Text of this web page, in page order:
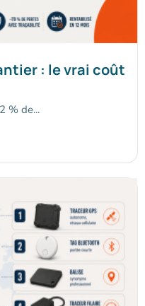
: le vrai coût
% de...